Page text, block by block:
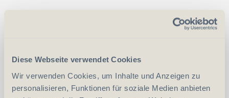
Diese Webseite verwendet Cookies
Wir verwenden Cookies, um Inhalte und Anzeigen zu
personalisieren, Funktionen für soziale Medien anbieten
Art.42182
vergleichen
Anzahl Stück
In den Warenkorb